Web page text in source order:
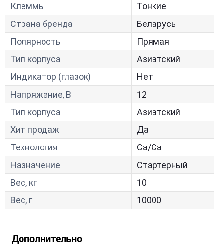
Клеммы
Тонкие
Страна бренда
Беларусь
Полярность
Прямая
Тип корпуса
Азиатский
Индикатор (глазок)
Нет
Напряжение, В
12
Тип корпуса
Азиатский
Хит продаж
Да
Технология
Са/Са
Назначение
Стартерный
Вес, кг
10
Вес, г
10000
Дополнительно